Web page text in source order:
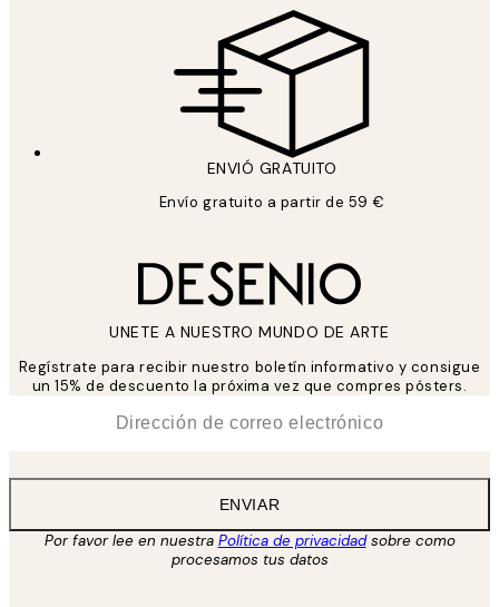
ENVIÓ GRATUITO
Envío gratuito a partir de 59 €
UNETE A NUESTRO MUNDO DE ARTE
Regístrate para recibir nuestro boletín informativo y consigue
un 15% de descuento la próxima vez que compres pósters.
ENVIAR
Por favor lee en nuestra Política de privacidadsobre como
procesamos tus datos